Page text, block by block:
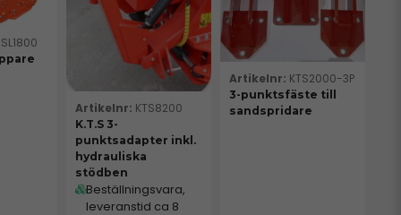
KTS8200
K.T.S 3-
punktsadapter inkl.
hydrauliska
stödben
Beställningsvara,
leveranstid ca 8
KTS2000-3P
3-punktsfäste till
sandspridare